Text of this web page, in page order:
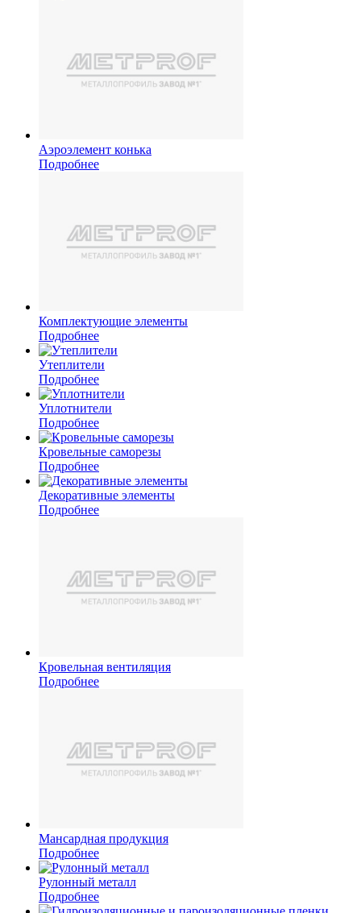
Аэроэлемент конька
Подробнее
Комплектующие элементы
Подробнее
Утеплители
Подробнее
Уплотнители
Подробнее
Кровельные саморезы
Подробнее
Декоративные элементы
Подробнее
Кровельная вентиляция
Подробнее
Мансардная продукция
Подробнее
Рулонный металл
Подробнее